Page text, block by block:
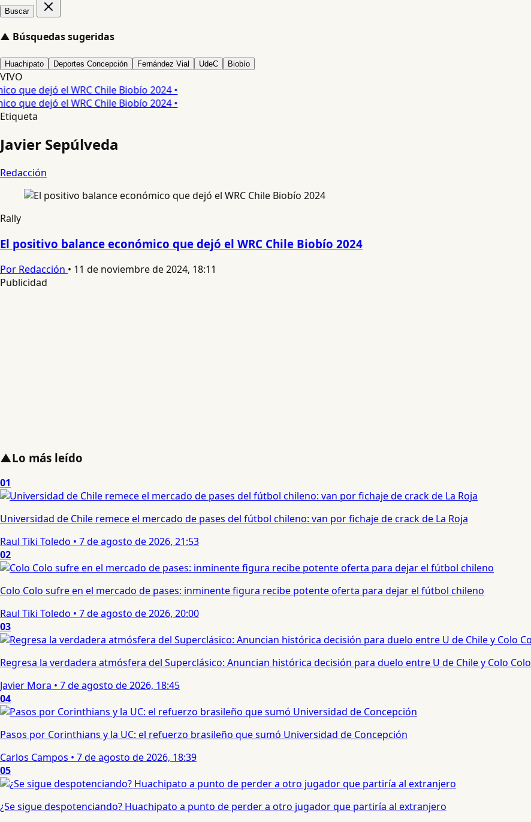
Buscar
▲ Búsquedas sugeridas
Huachipato Deportes Concepción Fernández Vial UdeC Biobío
VIVO
que dejó el WRC Chile Biobío 2024 •
que dejó el WRC Chile Biobío 2024 •
Etiqueta
Javier Sepúlveda
Redacción
Rally
El positivo balance económico que dejó el WRC Chile Biobío 2024
Por Redacción • 11 de noviembre de 2024, 18:11
Publicidad
▲Lo más leído
01
Universidad de Chile remece el mercado de pases del fútbol chileno: van por fichaje de crack de La Roja
Raul Tiki Toledo • 7 de agosto de 2026, 21:53
02
Colo Colo sufre en el mercado de pases: inminente figura recibe potente oferta para dejar el fútbol chileno
Raul Tiki Toledo • 7 de agosto de 2026, 20:00
03
Regresa la verdadera atmósfera del Superclásico: Anuncian histórica decisión para duelo entre U de Chile y Colo Colo
Javier Mora • 7 de agosto de 2026, 18:45
04
Pasos por Corinthians y la UC: el refuerzo brasileño que sumó Universidad de Concepción
Carlos Campos • 7 de agosto de 2026, 18:39
05
¿Se sigue despotenciando? Huachipato a punto de perder a otro jugador que partiría al extranjero